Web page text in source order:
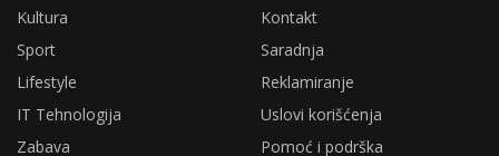
Kultura
Kontakt
Sport
Saradnja
Lifestyle
Reklamiranje
IT Tehnologija
Uslovi korišćenja
Zabava
Pomoć i podrška